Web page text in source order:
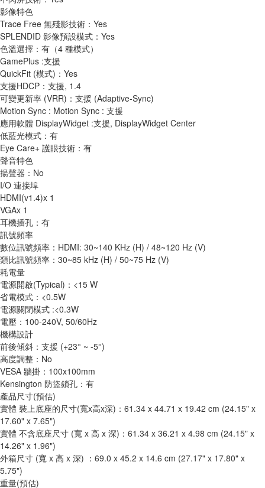
影像特色
Trace Free 無殘影技術：Yes
SPLENDID 影像預設模式：Yes
色溫選擇：有（4 種模式）
GamePlus :支援
QuickFit (模式)：Yes
支援HDCP：支援, 1.4
可變更新率 (VRR)：支援 (Adaptive-Sync)
Motion Sync : Motion Sync : 支援
應用軟體 DisplayWidget :支援, DisplayWidget Center
低藍光模式：有
Eye Care+ 護眼技術：有
聲音特色
揚聲器：No
I/O 連接埠
HDMI(v1.4)x 1
VGAx 1
耳機插孔：有
訊號頻率
數位訊號頻率：HDMI: 30~140 KHz (H) / 48~120 Hz (V)
類比訊號頻率：30~85 kHz (H) / 50~75 Hz (V)
耗電量
電源開啟(Typical)：<15 W
省電模式：<0.5W
電源關閉模式 :<0.3W
電壓：100-240V, 50/60Hz
機構設計
前後傾斜：支援 (+23° ~ -5°)
高度調整：No
VESA 牆掛：100x100mm
Kensington 防盜鎖孔：有
產品尺寸(預估)
實體 裝上底座的尺寸(寬x高x深)：61.34 x 44.71 x 19.42 cm (24.15" x
17.60" x 7.65")
實體 不含底座尺寸 (寬 x 高 x 深)：61.34 x 36.21 x 4.98 cm (24.15" x
14.26" x 1.96")
外箱尺寸 (寬 x 高 x 深) ：69.0 x 45.2 x 14.6 cm (27.17" x 17.80" x
5.75")
重量(預估)